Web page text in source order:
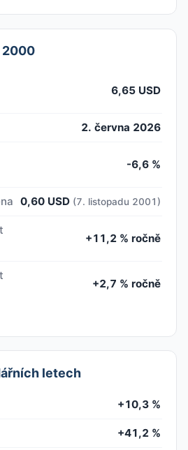
2000
6,65 USD
2. června 2026
-6,6 %
0,60 USD (7. listopadu 2001)
+11,2 % ročně
+2,7 % ročně
letech
+10,3 %
+41,2 %